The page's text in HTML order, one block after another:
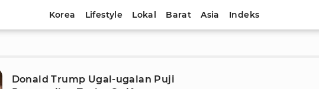
Korea Lifestyle Lokal Barat Asia Indeks
Donald Trump Ugal-ugalan Puji